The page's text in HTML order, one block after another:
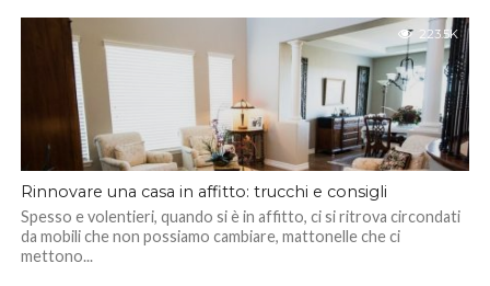
223.5K
Rinnovare una casa in affitto: trucchi e consigli
Spesso e volentieri, quando si è in affitto, ci si ritrova circondati
da mobili che non possiamo cambiare, mattonelle che ci
mettono...